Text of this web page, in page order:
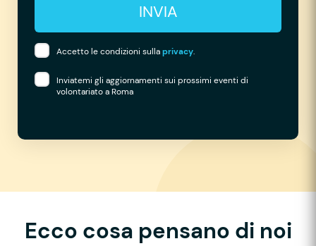
INVIA
Accetto le condizioni sullaprivacy.
Inviatemi gli aggiornamenti sui prossimi eventi di
volontariato a Roma
Ecco cosa pensano di noi